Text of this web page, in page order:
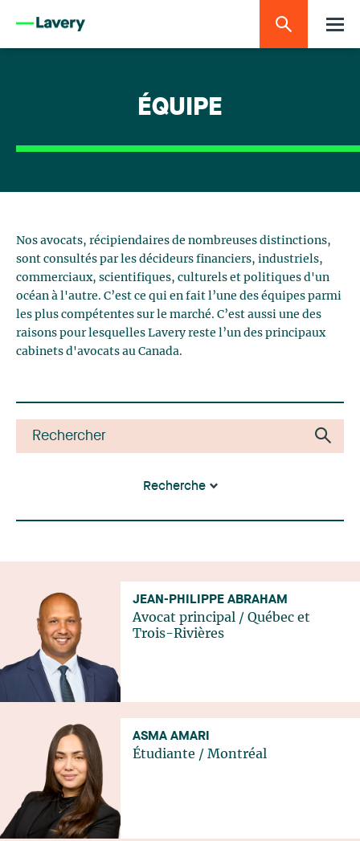
ÉQUIPE
Nos avocats, récipiendaires de nombreuses distinctions,
sont consultés par les décideurs financiers, industriels,
commerciaux, scientifiques, culturels et politiques d'un
océan à l'autre. C’est ce qui en fait l’une des équipes parmi
les plus compétentes sur le marché. C’est aussi une des
raisons pour lesquelles Lavery reste l’un des principaux
cabinets d'avocats au Canada.
Recherche
JEAN-PHILIPPE ABRAHAM
Avocat principal
/ Québec et
Trois-Rivières
ASMA AMARI
Étudiante / Montréal